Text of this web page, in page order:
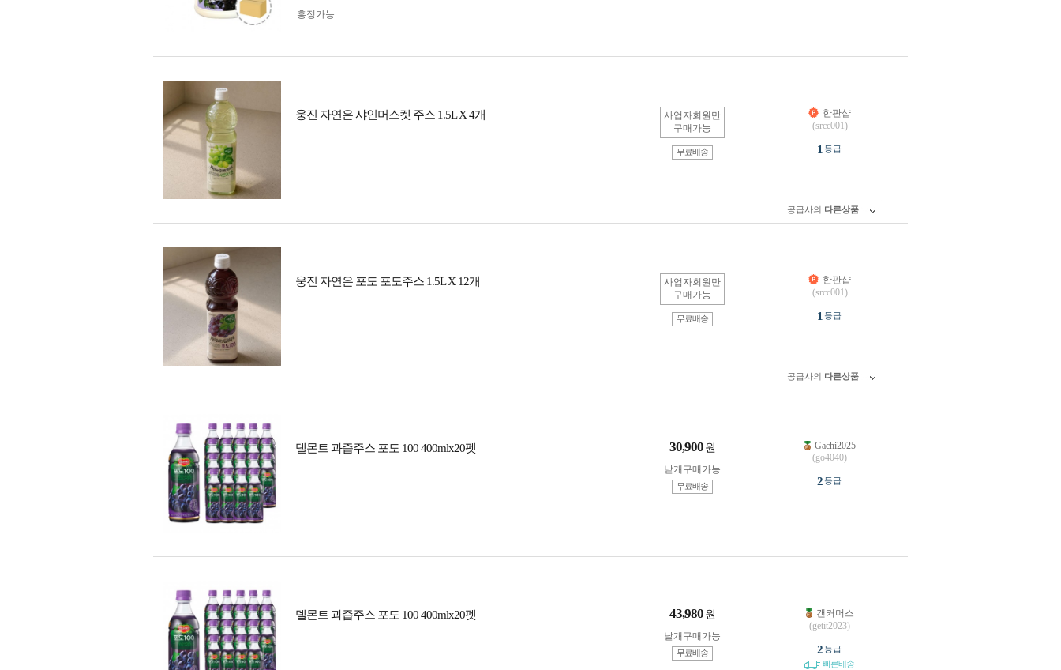
흥정가능
웅진 자연은 샤인머스켓 주스 1.5L X 4개
사업자회원만
구매가능
무료배송
한판샵
(srcc001)
1 등급
공급사의 다른상품
웅진 자연은 포도 포도주스 1.5L X 12개
사업자회원만
구매가능
무료배송
한판샵
(srcc001)
1 등급
공급사의 다른상품
델몬트 과즙주스 포도 100 400mlx20펫 30,900 원
낱개구매가능
무료배송
Gachi2025
(go4040)
2등급
델몬트 과즙주스 포도 100 400mlx20펫 43,980 원
낱개구매가능
무료배송
캔커머스
(getit2023)
2등급
빠른배송